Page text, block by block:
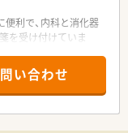
師が在籍しており、
となって店舗運営に
薬剤師が多数活躍し
身近な存在として地域
利で、内科と消化器
を受け付けていま
在は常勤薬剤師1名
を日々実践していま
となっているため、
い合わせ